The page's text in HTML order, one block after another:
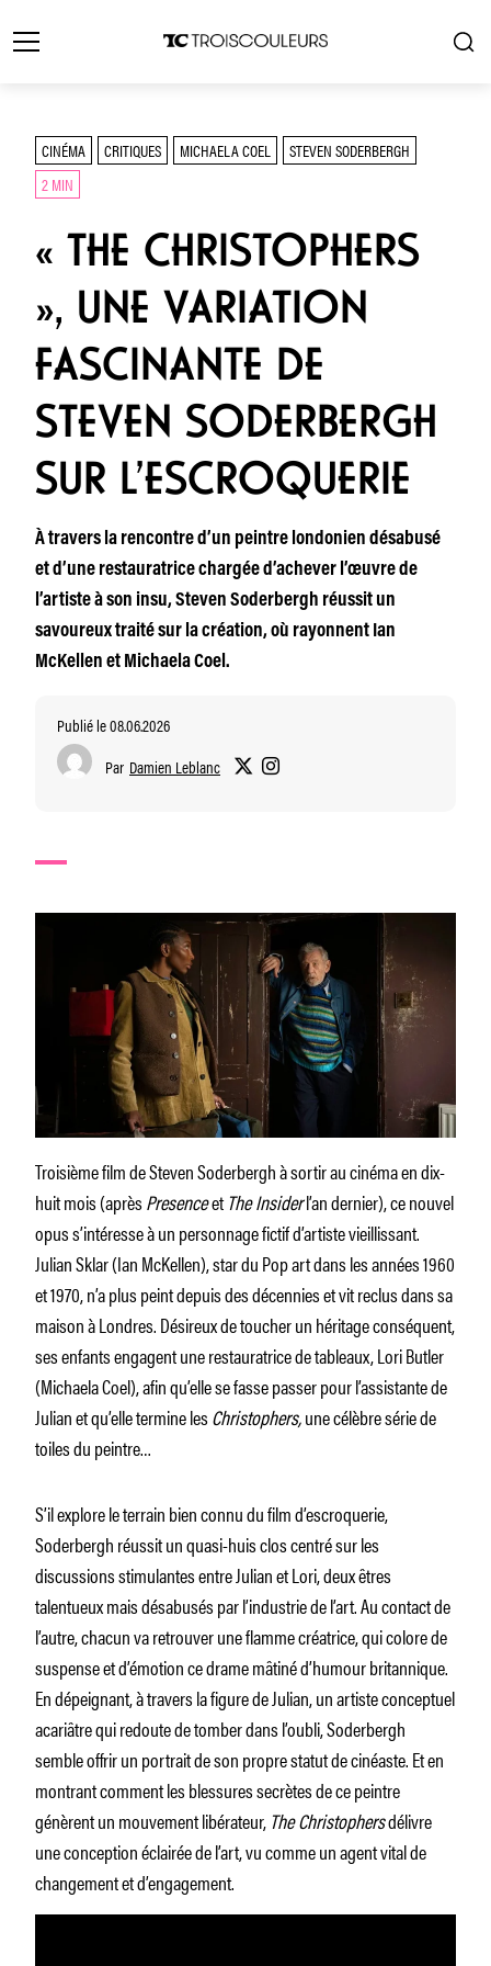
CINÉMA CRITIQUES MICHAELA COEL
STEVEN SODERBERGH
2 MIN
« THE CHRISTOPHERS
», UNE VARIATION
FASCINANTE DE
STEVEN SODERBERGH
SUR L’ESCROQUERIE
À travers la rencontre d’un peintre londonien désabusé
et d’une restauratrice chargée d’achever l’œuvre de
l’artiste à son insu, Steven Soderbergh réussit un
savoureux traité sur la création, où rayonnent Ian
McKellen et Michaela Coel.
Publié le 08.06.2026
Par Damien Leblanc
Troisième film de Steven Soderbergh à sortir au cinéma en dix-
huit mois (aprèsPresenceetThe Insiderl’an dernier), ce nouvel
opus s’intéresse à un personnage fictif d’artiste vieillissant.
Julian Sklar (Ian McKellen), star du Pop art dans les années 1960
et 1970, n’a plus peint depuis des décennies et vit reclus dans sa
maison à Londres. Désireux de toucher un héritage conséquent,
ses enfants engagent une restauratrice de tableaux, Lori Butler
(Michaela Coel), afin qu’elle se fasse passer pour l’assistante de
Julian et qu’elle termine lesChristophers,une célèbre série de
toiles du peintre…
S’il explore le terrain bien connu du film d’escroquerie,
Soderbergh réussit un quasi-huis clos centré sur les
discussions stimulantes entre Julian et Lori, deux êtres
talentueux mais désabusés par l’industrie de l’art. Au contact de
l’autre, chacun va retrouver une flamme créatrice, qui colore de
suspense et d’émotion ce drame mâtiné d’humour britannique.
En dépeignant, à travers la figure de Julian, un artiste conceptuel
acariâtre qui redoute de tomber dans l’oubli, Soderbergh
semble offrir un portrait de son propre statut de cinéaste. Et en
montrant comment les blessures secrètes de ce peintre
génèrent un mouvement libérateur, The Christophersdélivre
une conception éclairée de l’art, vu comme un agent vital de
changement et d’engagement.